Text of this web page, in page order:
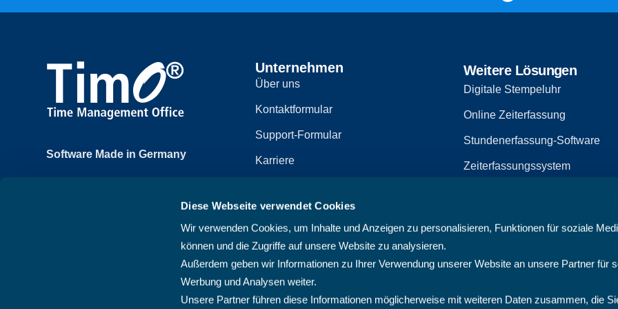
Diese Webseite verwendet Cookies
Wir verwenden Cookies, um Inhalte und Anzeigen zu personalisieren, Funktionen für soziale
können und die Zugriffe auf unsere Website zu analysieren.
Außerdem geben wir Informationen zu Ihrer Verwendung unserer Website an unsere Partner für
Werbung und Analysen weiter.
Unsere Partner führen diese Informationen möglicherweise mit weiteren Daten zusammen, die
Software Made in Germany
61250 Usingen, Deutschland
+49 6081 58600
Unternehmen
Über uns
Kontaktformular
Support-Formular
Karriere
Datenschutzerklärung
Sitemap
AGB
Weitere Lösungen
Digitale Stempeluhr
Online Zeiterfassung
Stundenerfassung-Software
Zeiterfassungssystem
PMO-Software
Cloud Projektmanagement-